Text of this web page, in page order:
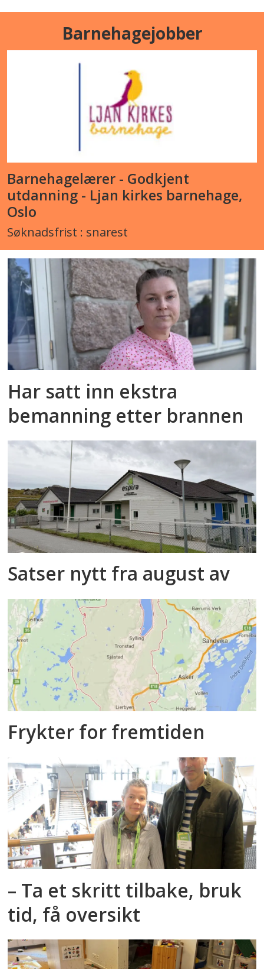
Barnehagejobber
Barnehagelærer - Godkjent
utdanning - Ljan kirkes barnehage,
Oslo
Søknadsfrist : snarest
Har satt inn ekstra
bemanning etter brannen
Satser nytt fra august av
Frykter for fremtiden
– Ta et skritt tilbake, bruk
tid, få oversikt